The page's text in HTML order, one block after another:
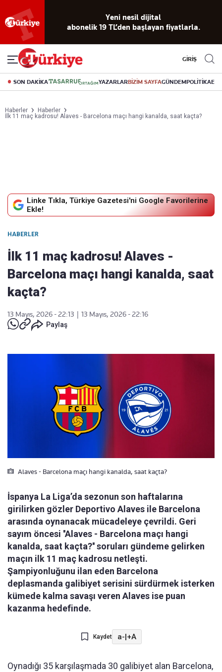
okuma
deneyimi
dijital arşiv
Akıllı haber
asistanı
Eski gazeteleri
indirme
canlı soru
cevap
GİRİŞ
SON DAKİKA YAZARLARBİZİM SAYFAGÜNDEMPOLİTİKA
Haberler
Haberler
İlk 11 maç kadrosu! Alaves - Barcelona maçı hangi kanalda, saat kaçta?
Linke Tıkla, Türkiye Gazetesi'ni Google Favorilerine
Ekle!
HABERLER
İlk 11 maç kadrosu! Alaves -
Barcelona maçı hangi kanalda, saat
kaçta?
13 Mayıs, 2026 - 22:13
13 Mayıs, 2026 - 22:16
Paylaş
Alaves - Barcelona maçı hangi kanalda, saat kaçta?
İspanya La Liga’da sezonun son haftalarına
girilirken gözler Deportivo Alaves ile Barcelona
arasında oynanacak mücadeleye çevrildi. Geri
sayım öncesi ''Alaves - Barcelona maçı hangi
kanalda, saat kaçta?'' soruları gündeme gelirken
maçın ilk 11 maç kadrosu netleşti.
Şampiyonluğunu ilan eden Barcelona
deplasmanda galibiyet serisini sürdürmek isterken
kümede kalma savaşı veren Alaves ise puan
kazanma hedefinde.
Kaydet a-|+A
Oynadığı 35 karşılaşmada 30 galibiyet alan Barcelona,